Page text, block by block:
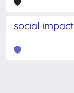
social impact